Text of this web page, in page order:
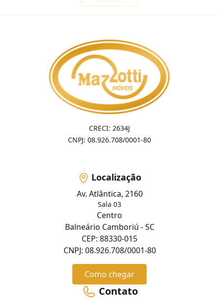
CRECI: 2634J
CNPJ: 08.926.708/0001-80
Localização
Av. Atlântica, 2160
Sala 03
Centro
Balneário Camboriú - SC
CEP: 88330-015
CNPJ: 08.926.708/0001-80
Como chegar
Contato